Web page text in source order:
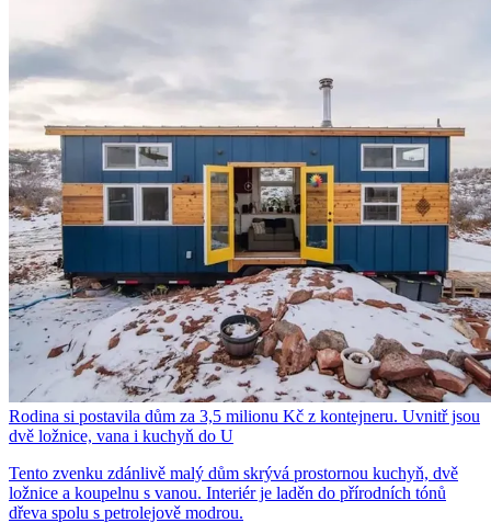
Rodina si postavila dům za 3,5 milionu Kč z kontejneru. Uvnitř jsou
dvě ložnice, vana i kuchyň do U
Tento zvenku zdánlivě malý dům skrývá prostornou kuchyň, dvě
ložnice a koupelnu s vanou. Interiér je laděn do přírodních tónů
dřeva spolu s petrolejově modrou.